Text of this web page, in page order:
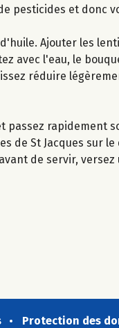
pesticides et donc
Ajouter les
avec l'eau, le
réduire
passez rapidement
de St Jacques sur le
de servir,
Protection des